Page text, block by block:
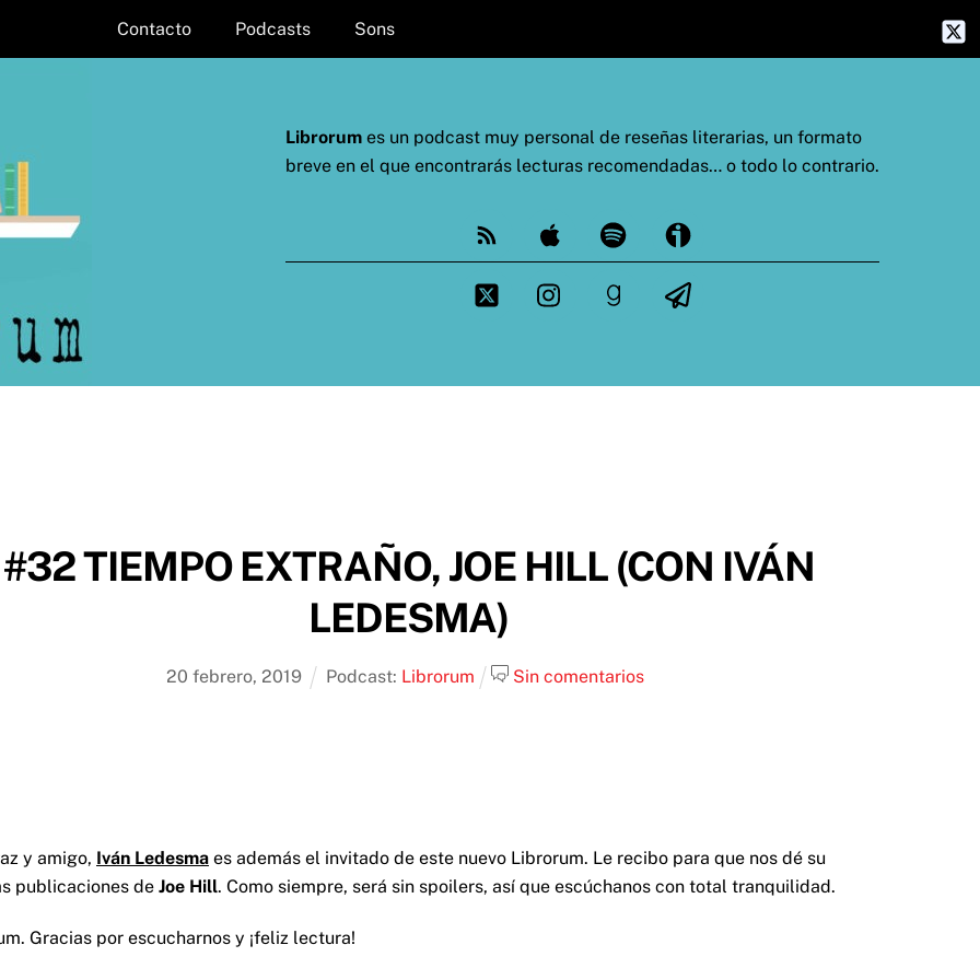
Contacto Podcasts Sons
Librorumes un podcast muy personal de reseñas literarias, un formato
breve en el que encontrarás lecturas recomendadas… o todo lo contrario.
Feed Apple Spotify Ivoox
Twitter InstagramgoodreadsTelegram
#32 TIEMPO EXTRAÑO, JOE HILL (CON IVÁN
LEDESMA)
20 febrero, 2019 Podcast: Librorum Sin comentarios
y amigo, Iván Ledesma es además el invitado de este nuevo Librorum. Le recibo para que nos dé su
publicaciones de Joe Hill. Como siempre, será sin spoilers, así que escúchanos con total tranquilidad.
Gracias por escucharnos y ¡feliz lectura!